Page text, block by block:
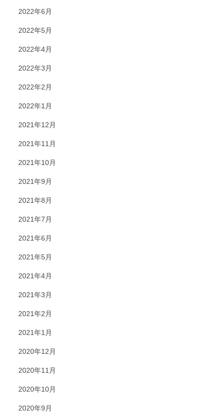
2022年6月
2022年5月
2022年4月
2022年3月
2022年2月
2022年1月
2021年12月
2021年11月
2021年10月
2021年9月
2021年8月
2021年7月
2021年6月
2021年5月
2021年4月
2021年3月
2021年2月
2021年1月
2020年12月
2020年11月
2020年10月
2020年9月